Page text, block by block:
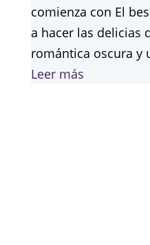
comienza con El
a hacer las delicias
romántica oscura y
Leer más